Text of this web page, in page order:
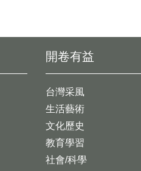
開卷有益
台灣采風
生活藝術
文化歷史
教育學習
社會/科學